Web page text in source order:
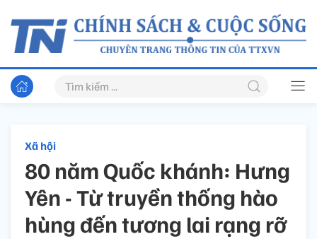
Xã hội
80 năm Quốc khánh: Hưng
Yên - Từ truyền thống hào
hùng đến tương lai rạng rỡ